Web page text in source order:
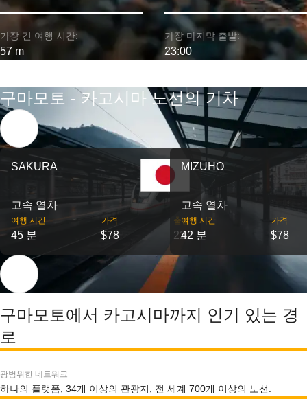
가장 긴 여행 시간:
57 m
가장 마지막 출발:
23:00
구마모토 - 카고시마 노선의 기차
SAKURA
고속 열차
여행 시간
45 분
가격
$78
출발
22
MIZUHO
고속 열차
여행 시간
42 분
가격
$78
구마모토에서 카고시마까지 인기 있는 경
로
광범위한 네트워크
하나의 플랫폼, 34개 이상의 관광지, 전 세계 700개 이상의 노선.